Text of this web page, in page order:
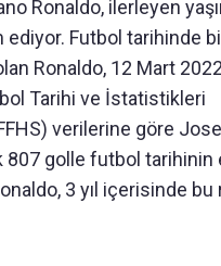
Ronaldo, ilerleyen
ediyor. Futbol tarihinde
Ronaldo, 12 Mart
Tarihi ve İstatistikleri
verilerine göre
807 golle futbol tarihinin
3 yıl içerisinde bu